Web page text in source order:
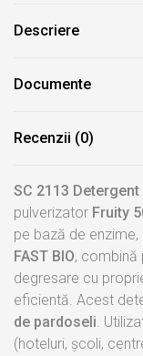
Descriere
Documente
Recenzii (0)
SC 2113
pulverizator Fruity
pe bază de
FAST BIO, combină
degresare cu
eficientă. Acest
de pardoseli.
(hoteluri, școli,